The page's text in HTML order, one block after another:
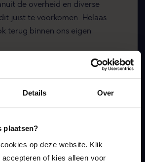
Details Over
plaatsen?
op deze website. Klik
of kies alleen voor
de overheid en diverse
juist te voorkomen. Helaas
terug binnen ons eigen